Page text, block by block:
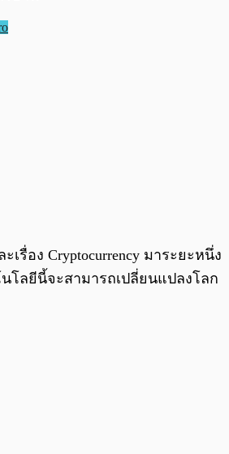
เรื่อง Cryptocurrency มาระยะหนึ่ง
โลยีนี้จะสามารถเปลี่ยนแปลงโลก